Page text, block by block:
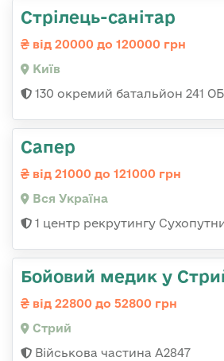
Стрілець-санітар
від 20000 до 120000 грн
Київ
130 окремий батальйон 241
Сапер
від 21000 до 121000 грн
Вся Україна
1 центр рекрутингу
Бойовий медик у
від 22800 до 52800 грн
Стрий
Військова частина А2847